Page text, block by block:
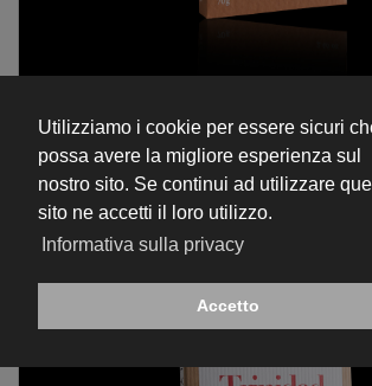
Utilizziamo i cookie per essere sicuri
possa avere la migliore esperienza sul
nostro sito. Se continui ad utilizzare
sito ne accetti il loro utilizzo.
Informativa sulla privacy
Accetto
Tavoletta di Cioccolato Extra Fondente 72% -
€ 8,50
AGGIUNGI AL CARRELLO